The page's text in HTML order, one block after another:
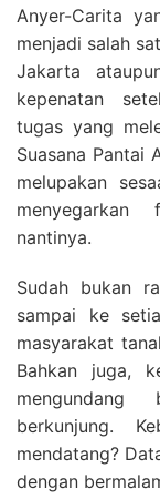
Anyer-Carita
menjadi salah
Jakarta
kepenatan
tugas yang
Suasana Pantai
melupakan
nantinya.
Sudah bukan
sampai ke
masyarakat
Bahkan juga,
berkunjung.
mendatang?
dengan